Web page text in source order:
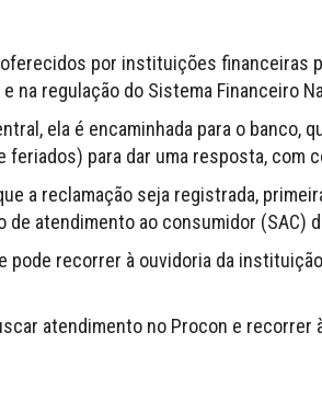
por instituições financeiras
na regulação do Sistema Financeiro
ela é encaminhada para o banco,
para dar uma resposta, com
a reclamação seja registrada,
atendimento ao consumidor (SAC)
pode recorrer à ouvidoria da
atendimento no Procon e recorrer